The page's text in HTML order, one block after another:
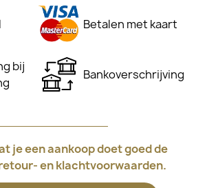
Betalen met kaart
bij
Bankoverschrijving
je een aankoop doet goed de
en klachtvoorwaarden.